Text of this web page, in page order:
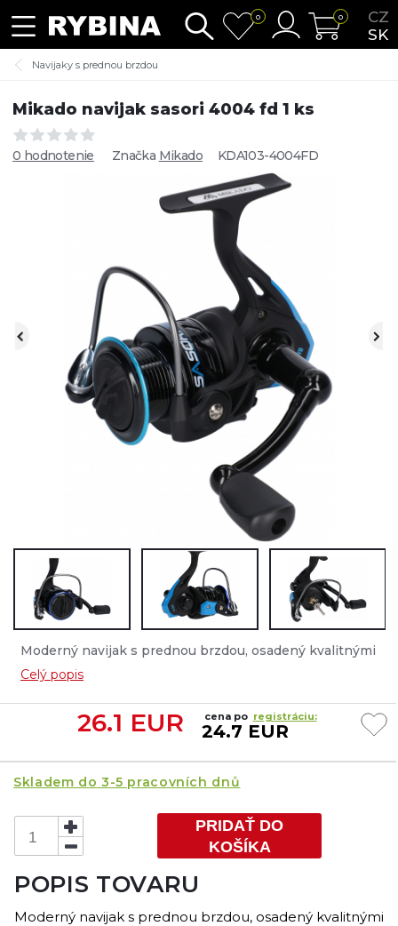
CZ
SK
0 0
Navijaky s prednou brzdou
Mikado navijak sasori 4004 fd 1 ks
0 hodnotenie Značka Mikado KDA103-4004FD
Moderný navijak s prednou brzdou, osadený kvalitnými
prevodmi a štyrmi ložiskami....
Celý popis
26.1 EUR cena po registráciu:
24.7 EUR
Skladem do 3-5 pracovních dnů
PRIDAŤ DO
KOŠÍKA
POPIS TOVARU
Moderný navijak s prednou brzdou, osadený kvalitnými